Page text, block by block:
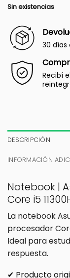
Sin existencias
30 días
Recibí
DESCRIPCIÓN
INFORMACIÓN
Notebook |
Core i5
La notebook
procesador
Ideal para
respuesta.
✔ Producto